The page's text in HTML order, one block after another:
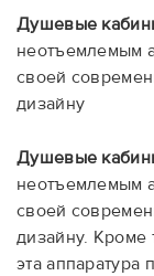
Душевые
неотъемлемым
своей
дизайну
Душевые
неотъемлемым
своей
дизайну. Кроме
эта аппаратура